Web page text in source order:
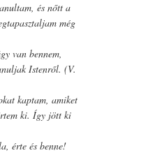
és nőtt a
még
van bennem,
Istenről. (V.
kaptam, amiket
ki. Így jött ki
érte és benne!